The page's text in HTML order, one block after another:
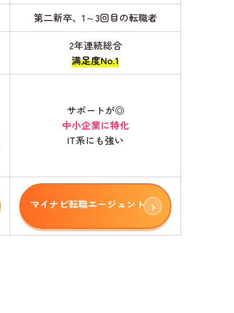
第二新卒、1～3回目の転職者
2年連続総合
満足度No.1
サポートが◎
中小企業に特化
IT系にも強い
マイナビ転職エージェント